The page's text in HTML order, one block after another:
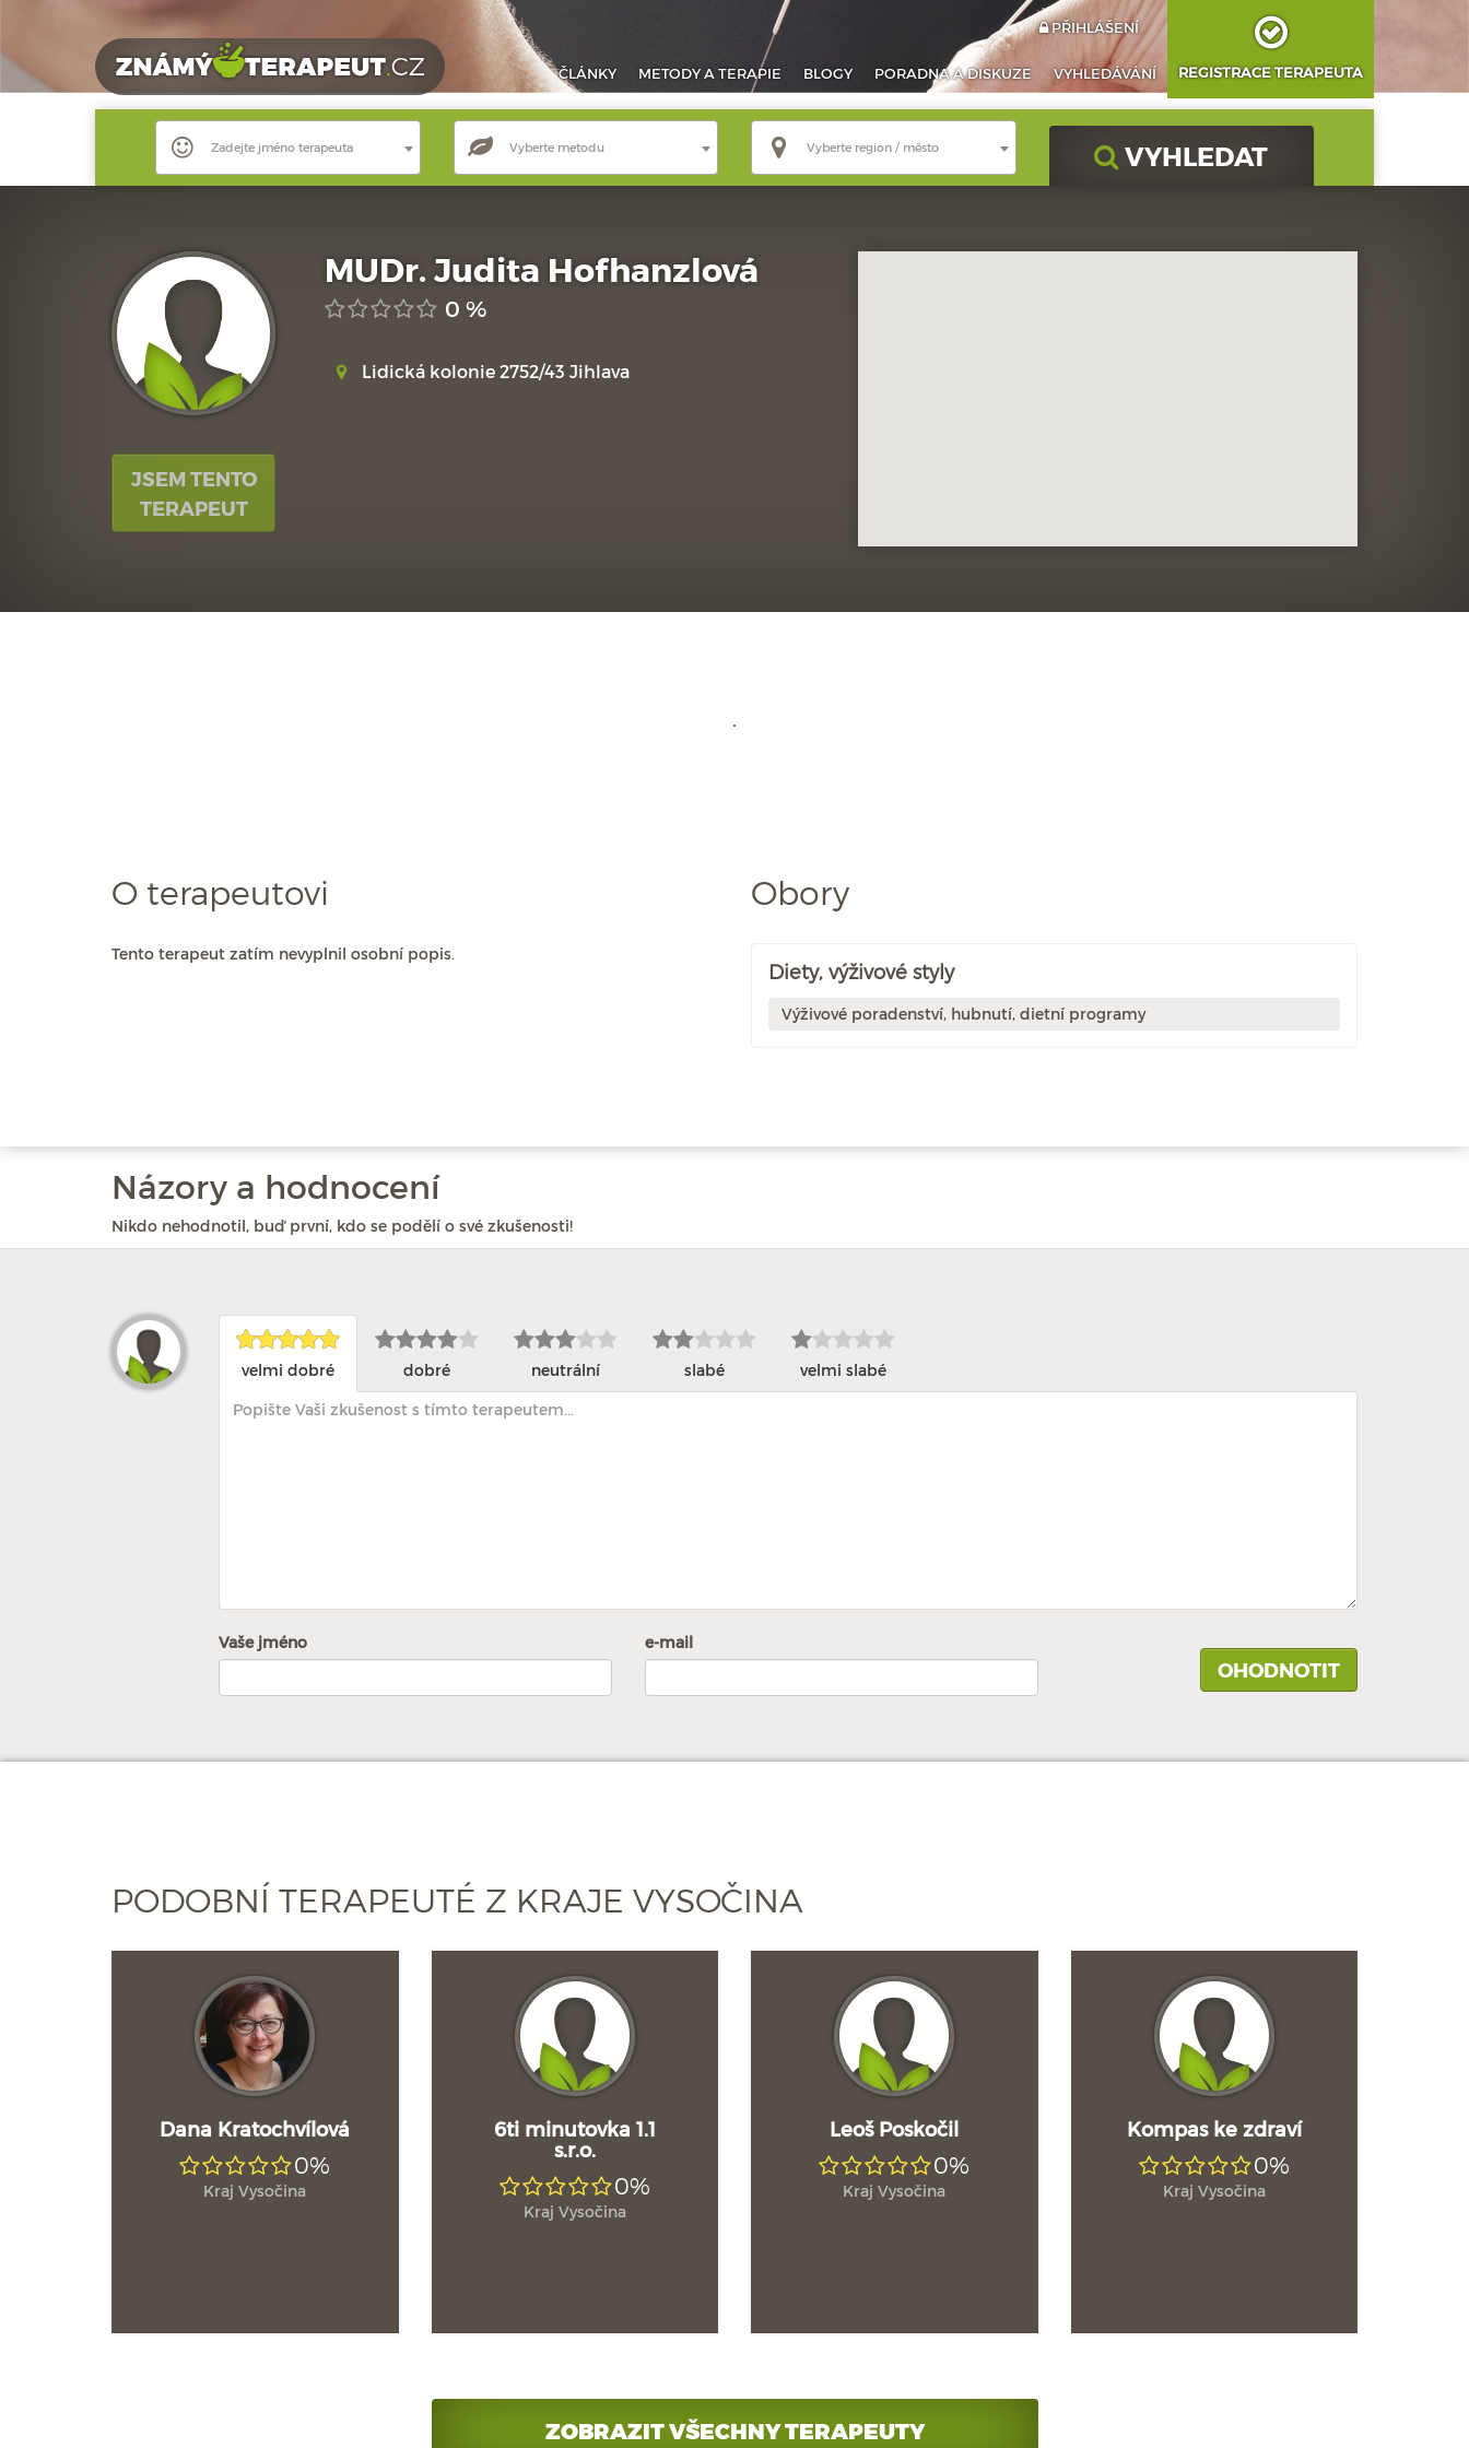
ČLÁNKY METODYA TERAPIE BLOGY PORADNAA DISKUZE VYHLEDÁVÁNÍ
PŘIHLÁŠENÍ
REGISTRACE TERAPEUTA
Zadejte jméno terapeuta Vyberte metodu Vyberte region / město VYHLEDAT
JSEM TENTO
TERAPEUT
MUDr. Judita Hofhanzlová
0 %
Lidická kolonie 2752/43 Jihlava
O terapeutovi
Tento terapeut zatím nevyplnil osobní popis.
Obory
Diety, výživové styly
Výživové poradenství, hubnutí, dietní programy
Názory a hodnocení
Nikdo nehodnotil, buď první, kdo se podělí o své zkušenosti!
velmi dobré dobré neutrální slabé velmi slabé
Vaše jméno e-mail
PODOBNÍ TERAPEUTÉ Z KRAJE VYSOČINA
Dana Kratochvílová
0%
Kraj Vysočina
6ti minutovka 1.1
s.r.o.
0%
Kraj Vysočina
Leoš Poskočil
0%
Kraj Vysočina
Kompas ke zdraví
0%
Kraj Vysočina
ZOBRAZIT VŠECHNY TERAPEUTY